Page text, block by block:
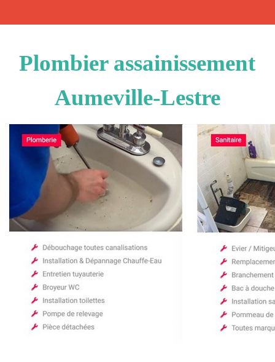
Plombier assainissement
Aumeville-Lestre